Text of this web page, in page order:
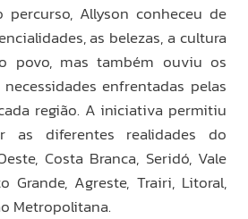
Allyson conheceu de
as belezas, a cultura
povo, mas também ouviu os
enfrentadas pelas
região. A iniciativa permitiu
as diferentes realidades do
Costa Branca, Seridó, Vale
Grande, Agreste, Trairi, Litoral,
Metropolitana.